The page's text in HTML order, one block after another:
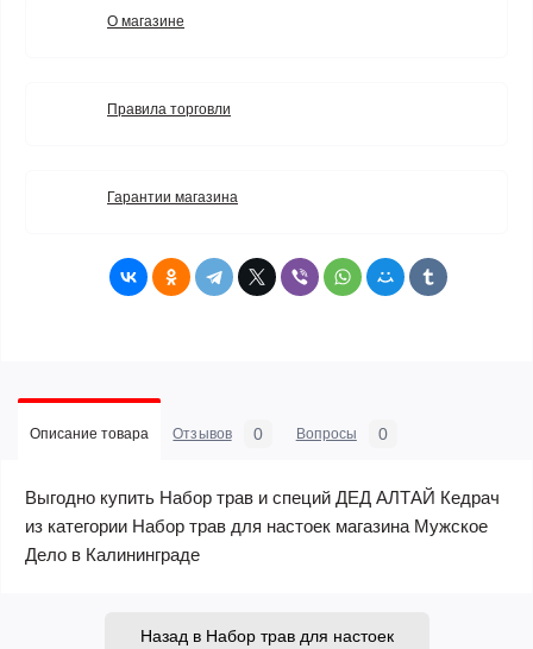
О магазине
Правила торговли
Гарантии магазина
Описание товара Отзывов 0 Вопросы 0
Выгодно купить Набор трав и специй ДЕД АЛТАЙ Кедрач
из категории Набор трав для настоек магазина Мужское
Дело в Калининграде
Назад в Набор трав для настоек